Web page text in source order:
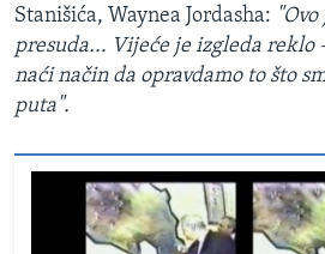
Stanišića, Waynea Jordasha:
presuda... Vijeće je izgleda reklo
naći način da opravdamo to što
puta".